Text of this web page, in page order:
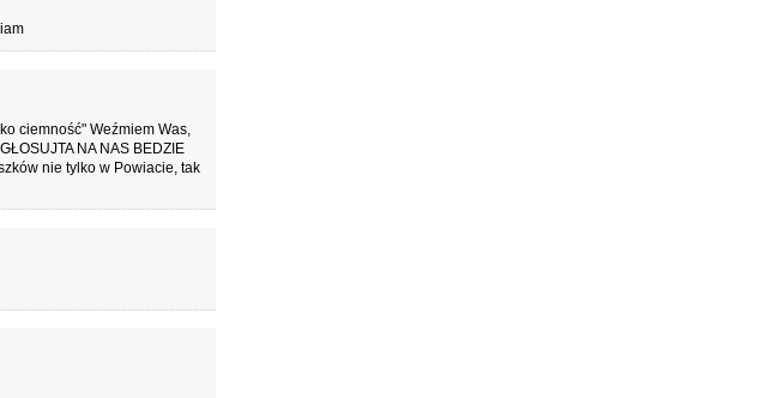
ciemność" Weźmiem Was,
NA NAS BEDZIE
nie tylko w Powiacie, tak